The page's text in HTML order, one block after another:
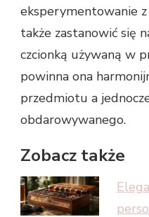
eksperymentowanie
także zastanowić się
czcionką używaną w
powinna ona
przedmiotu a
obdarowywanego.
Zobacz także